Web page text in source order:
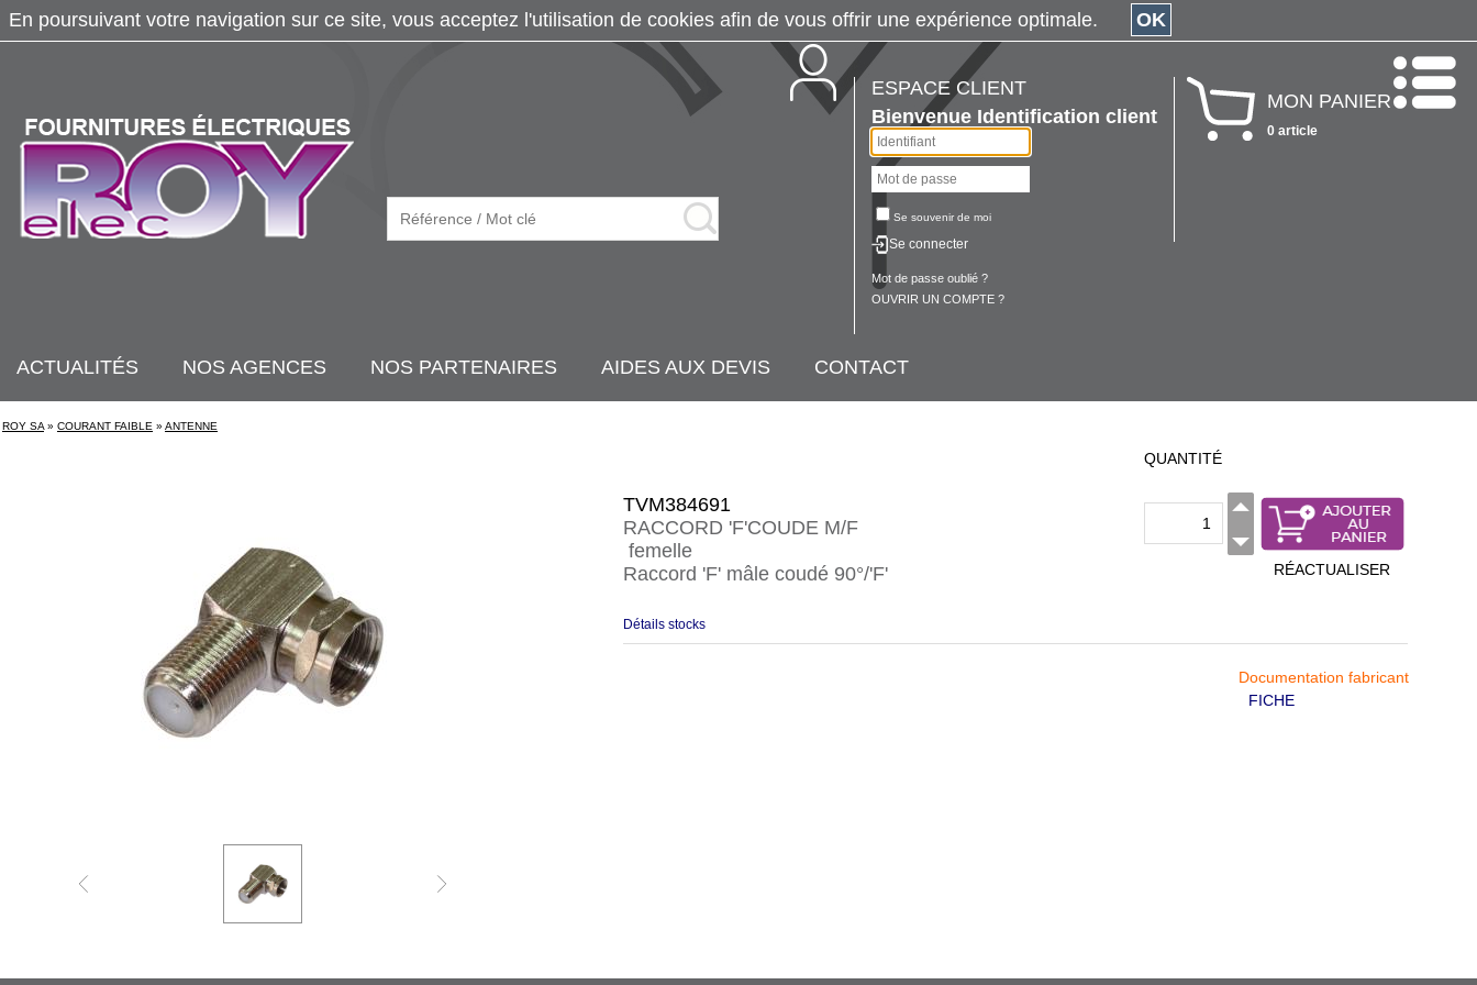
ESPACE CLIENT
Bienvenue Identification client
Se souvenir de moi
Se connecter
Mot de passe oublié ?
OUVRIR UN COMPTE ?
MON PANIER
0 article
ACTUALITÉS NOS AGENCES NOS PARTENAIRES AIDES AUX DEVIS CONTACT
ROY SA » COURANT FAIBLE » ANTENNE
TVM384691
RACCORD 'F'COUDE M/F
femelle
Raccord 'F' mâle coudé 90°/'F'
QUANTITÉ
RÉACTUALISER
Détails stocks
Documentation fabricant
FICHE
En poursuivant votre navigation sur ce site, vous acceptez l'utilisation de cookies afin de vous offrir une expérience optimale. OK